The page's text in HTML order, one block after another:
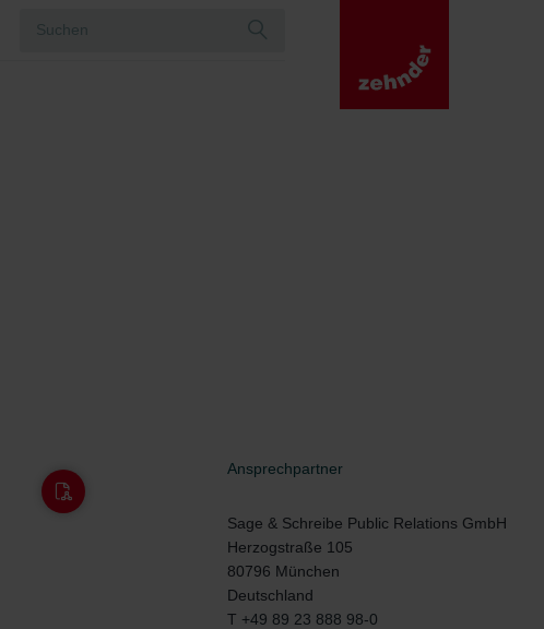
Ansprechpartner
Sage & Schreibe Public Relations GmbH
Herzogstraße 105
80796 München
Deutschland
T +49 89 23 888 98-0